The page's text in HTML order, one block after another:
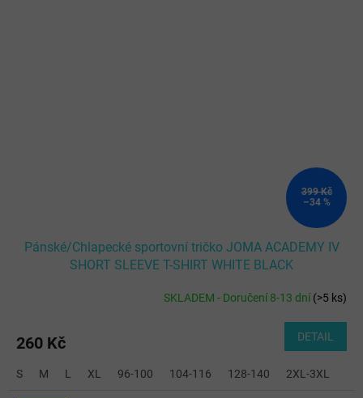
399 Kč
–34 %
Pánské/Chlapecké sportovní tričko JOMA ACADEMY IV
SHORT SLEEVE T-SHIRT WHITE BLACK
SKLADEM - Doručení 8-13 dní(>5 ks)
260 Kč DETAIL
S M L XL 96-100 104-116 128-140 2XL-3XL